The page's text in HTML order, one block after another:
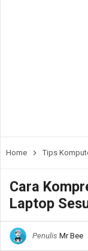
Home Tips
Cara
Laptop
Penulis Mr Bee